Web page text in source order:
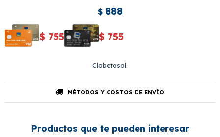
$ 888
$ 755 $ 755
Clobetasol.
MÉTODOS Y COSTOS DE ENVÍO
Productos que te pueden interesar